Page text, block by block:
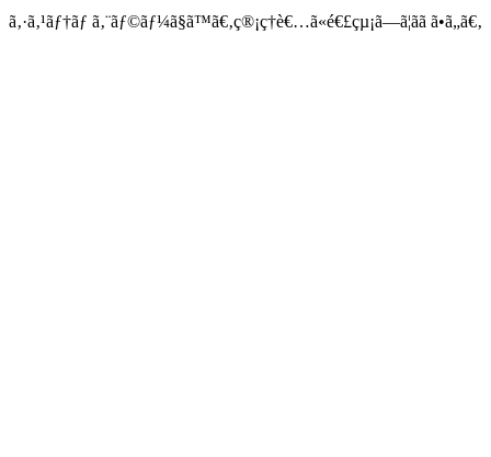
ã‚·ã‚¹ãƒ†ãƒ ã‚¨ãƒ©ãƒ¼ã§ã™ã€‚ç®¡ç†è€…ã«é€£çµ¡ã—ã¦ãã ã•ã„ã€‚